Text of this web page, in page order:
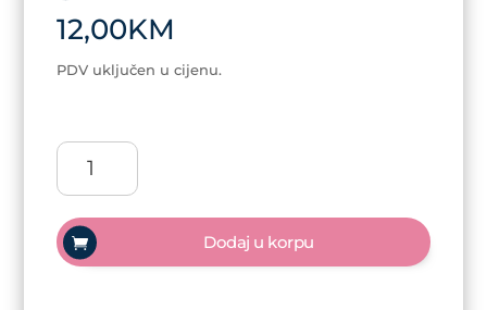
12,00KM
PDV uključen u cijenu.
Farcom
hot
shape
gel
Dodaj u korpu